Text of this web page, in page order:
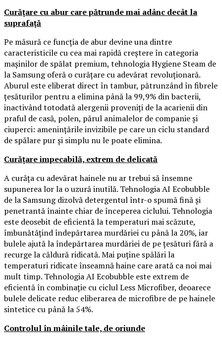
Curățare cu abur care pătrunde mai adânc decât la
suprafață
Pe măsură ce funcția de abur devine una dintre
caracteristicile cu cea mai rapidă creștere în categoria
mașinilor de spălat premium, tehnologia Hygiene Steam de
la Samsung oferă o curățare cu adevărat revoluționară.
Aburul este eliberat direct în tambur, pătrunzând în fibrele
țesăturilor pentru a elimina până la 99,9% din bacterii,
inactivând totodată alergenii proveniți de la acarienii din
praful de casă, polen, părul animalelor de companie și
ciuperci: amenințările invizibile pe care un ciclu standard
de spălare pur și simplu nu le poate elimina.
Curățare impecabilă, extrem de delicată
A curăța cu adevărat hainele nu ar trebui să însemne
supunerea lor la o uzură inutilă. Tehnologia AI Ecobubble
de la Samsung dizolvă detergentul într-o spumă fină și
penetrantă înainte chiar de începerea ciclului. Tehnologia
este deosebit de eficientă la temperaturi mai scăzute,
îmbunătățind îndepărtarea murdăriei cu până la 20%, iar
bulele ajută la îndepărtarea murdăriei de pe țesături fără a
recurge la căldură ridicată. Mai puține spălări la
temperaturi ridicate înseamnă haine care arată ca noi mai
mult timp. Tehnologia AI Ecobubble este extrem de
eficientă în combinație cu ciclul Less Microfiber, deoarece
bulele delicate reduc eliberarea de microfibre de pe hainele
sintetice cu până la 54%.
Controlul în mâinile tale, de oriunde